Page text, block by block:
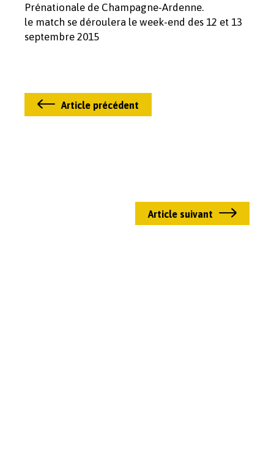
Prénationale de Champagne-Ardenne.
le match se déroulera le week-end des 12 et 13
septembre 2015
Article précédent
Article suivant